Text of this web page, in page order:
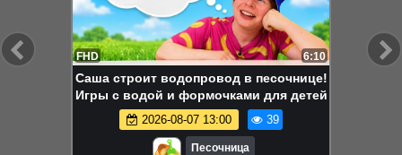
FHD 6:10
Саша строит водопровод в песочнице!
Игры с водой и формочками для детей
2026-08-07 13:00 39
Песочница